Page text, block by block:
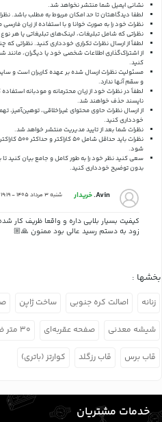
نشانی ایمیل شما منتشر نخواهد شد.
لطفا دیدگاهتان تا حد امکان مربوط به مطلب باشد.
نظرات خود را به صورت خوانا و با استفاده از زبان فارسی
نظراتی که شامل تبلیغات، لینک‌های تبلیغاتی یا هر
لطفاً از ارسال نظرات تکراری خودداری کنید. نظراتی
از اشتراک‌گذاری اطلاعات شخصی خود یا دیگران،
کنید.
مسئولیت نظرات ارسال شده بر عهده کاربران است و
و سقم آنها ندارد.
لطفاً در نظرات خود از زبان محترمانه و مودبانه
ناپسند حذف خواهند شد.
از ارسال نظرات حاوی محتوای غیراخلاقی،
خودداری کنید.
نظرات شما بعد از تایید مدیریت منتشر خواهد شد.
نظرات باید
شود.
سعی کنید نظر خود را به طور کامل و جامع بیان کنید تا
بدون توضیح خودداری کنید.
Avin. خریدار شنبه 3 مرداد 1405 - 19:19
کیفیت بسیار بلایی داره و واقعا ظریف کار
زود به دستم رسید عالی بود ممنون 🙏🏼
بخشها :
زنانه اصالت کره جنوبی ساخت ژاپن
شیشه معدنی صفحه عقربه‌ای ۳۰ متر ضد آب
قاب برس قاب رزگلد کوارتز (باتری)
خدمات مشتریان